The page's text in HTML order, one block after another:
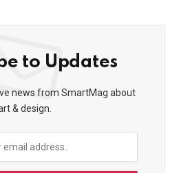
to Updates
news from SmartMag about
& design.